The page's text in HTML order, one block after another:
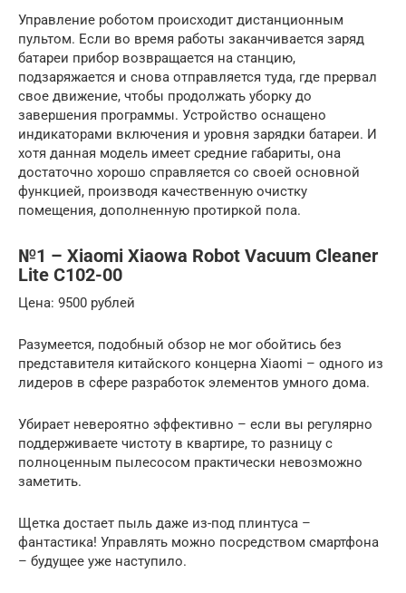
Управление роботом происходит дистанционным
пультом. Если во время работы заканчивается заряд
батареи прибор возвращается на станцию,
подзаряжается и снова отправляется туда, где прервал
свое движение, чтобы продолжать уборку до
завершения программы. Устройство оснащено
индикаторами включения и уровня зарядки батареи. И
хотя данная модель имеет средние габариты, она
достаточно хорошо справляется со своей основной
функцией, производя качественную очистку
помещения, дополненную протиркой пола.
№1 – Xiaomi Xiaowa Robot Vacuum Cleaner
Lite C102-00
Цена: 9500 рублей
Разумеется, подобный обзор не мог обойтись без
представителя китайского концерна Xiaomi – одного из
лидеров в сфере разработок элементов умного дома.
Убирает невероятно эффективно – если вы регулярно
поддерживаете чистоту в квартире, то разницу с
полноценным пылесосом практически невозможно
заметить.
Щетка достает пыль даже из-под плинтуса –
фантастика! Управлять можно посредством смартфона
– будущее уже наступило.